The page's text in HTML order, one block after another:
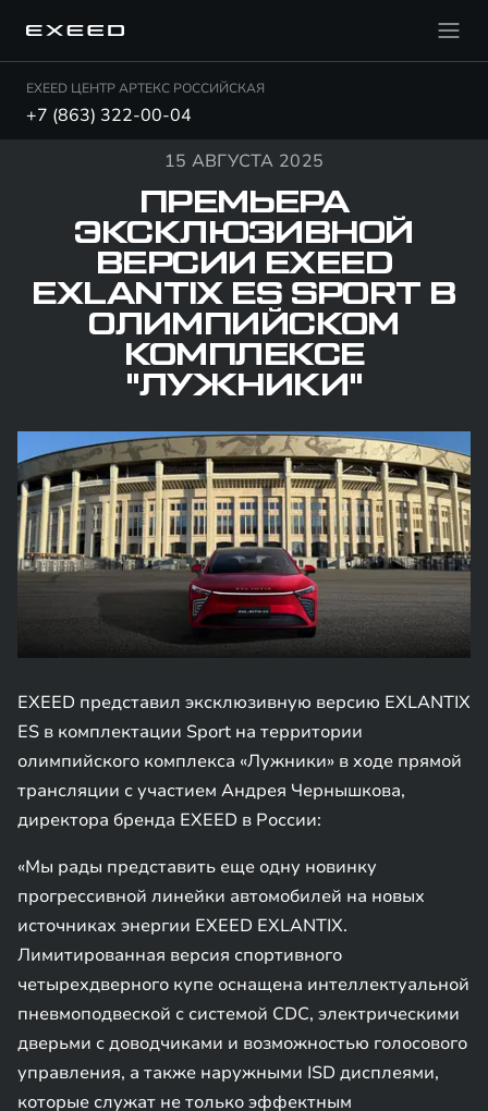
EXEED ЦЕНТР АРТЕКС РОССИЙСКАЯ
+7 (863) 322-00-04
15 АВГУСТА 2025
ПРЕМЬЕРА
ЭКСКЛЮЗИВНОЙ
ВЕРСИИ EXEED
EXLANTIX ES SPORT В
ОЛИМПИЙСКОМ
КОМПЛЕКСЕ
"ЛУЖНИКИ"
EXEED представил эксклюзивную версию EXLANTIX
ES в комплектации Sport на территории
олимпийского комплекса «Лужники» в ходе прямой
трансляции с участием Андрея Чернышкова,
директора бренда EXEED в России:
«Мы рады представить еще одну новинку
прогрессивной линейки автомобилей на новых
источниках энергии EXEED EXLANTIX.
Лимитированная версия спортивного
четырехдверного купе оснащена интеллектуальной
пневмоподвеской с системой CDC, электрическими
дверьми с доводчиками и возможностью голосового
управления, а также наружными ISD дисплеями,
которые служат не только эффектным